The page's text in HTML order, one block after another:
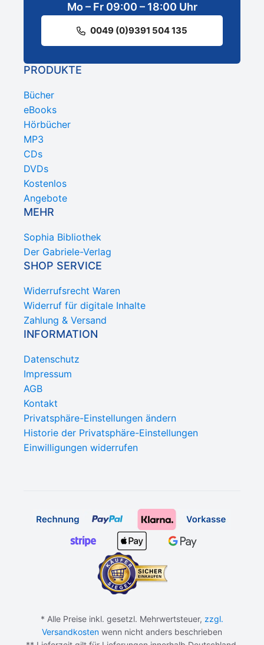
Mo – Fr 09:00 – 18:00 Uhr
0049 (0)9391 504 135
PRODUKTE
Bücher
eBooks
Hörbücher
MP3
CDs
DVDs
Kostenlos
Angebote
MEHR
Sophia Bibliothek
Der Gabriele-Verlag
SHOP SERVICE
Widerrufsrecht Waren
Widerruf für digitale Inhalte
Zahlung & Versand
INFORMATION
Datenschutz
Impressum
AGB
Kontakt
Privatsphäre-Einstellungen ändern
Historie der Privatsphäre-Einstellungen
Einwilligungen widerrufen
* Alle Preise inkl. gesetzl. Mehrwertsteuer, zzgl.
Versandkosten wenn nicht anders beschrieben